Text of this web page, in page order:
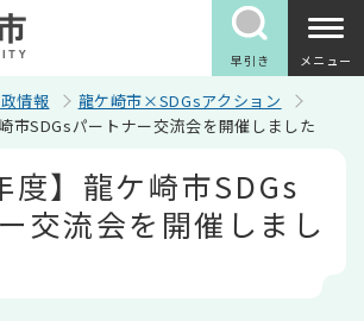
早引き メニュー
情報
龍ケ崎市×SDGsアクション
市SDGsパートナー交流会を開催しました
度】龍ケ崎市SDGs
交流会を開催しまし